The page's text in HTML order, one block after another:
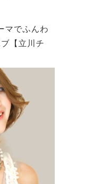
マでふんわ
【立川チ